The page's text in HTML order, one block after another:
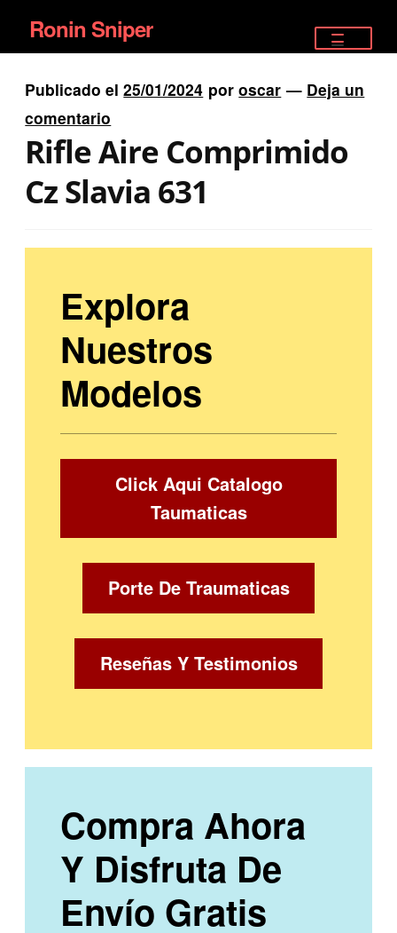
Ir
a
la
navegación
Ir
al
contenido
Ronin Sniper
PISTOLAS
RIFLES DEPORTIVOS
Publicado el25/01/2024 poroscar — Deja un
comentario
Rifle Aire Comprimido
Cz Slavia 631
Explora
Nuestros
Modelos
Click Aqui Catalogo
Taumaticas
Porte De Traumaticas
Reseñas Y Testimonios
Compra Ahora
Y Disfruta De
Envío Gratis